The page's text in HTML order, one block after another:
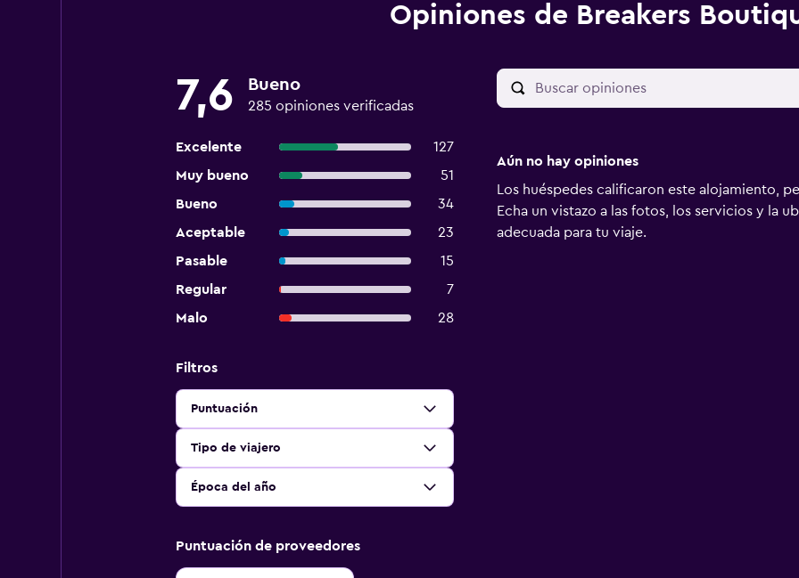
Opiniones de Breakers
7,6 Bueno
285 opiniones verificadas
Excelente
127
Muy bueno
51
Bueno
34
Aceptable
23
Pasable
15
Regular
7
Malo
28
Filtros
Puntuación
Tipo de viajero
Época del año
Puntuación de proveedores
Aún no hay opiniones
Los huéspedes calificaron este alojamiento,
Echa un vistazo a las fotos, los servicios y la
adecuada para tu viaje.